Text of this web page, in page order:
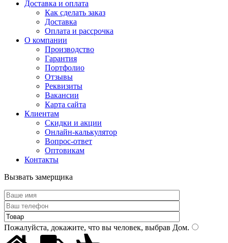
Доставка и оплата
Как сделать заказ
Доставка
Оплата и рассрочка
О компании
Производство
Гарантия
Портфолио
Отзывы
Реквизиты
Вакансии
Карта сайта
Клиентам
Скидки и акции
Онлайн-калькулятор
Вопрос-ответ
Оптовикам
Контакты
Вызвать замерщика
Пожалуйста, докажите, что вы человек, выбрав Дом.